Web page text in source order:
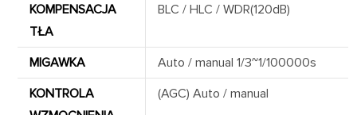
KOMPENSACJA
TŁA
BLC / HLC / WDR(120dB)
MIGAWKA
Auto / manual 1/3~1/100000s
KONTROLA
(AGC) Auto / manual